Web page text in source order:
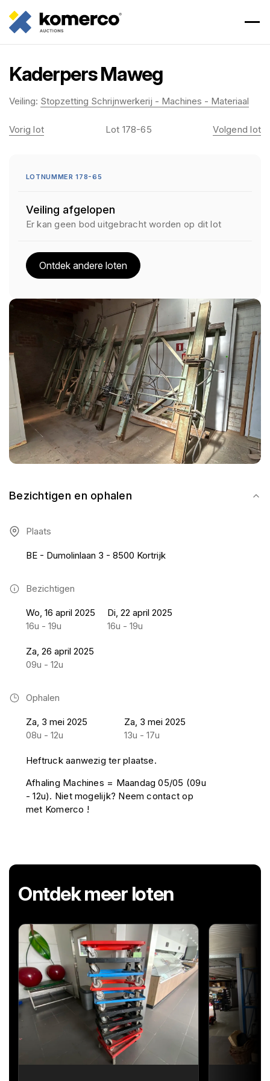
Kaderpers Maweg
Veiling: Stopzetting Schrijnwerkerij - Machines - Materiaal
Bezichtigen en ophalen
Plaats
BE - Dumolinlaan 3 - 8500 Kortrijk
Bezichtigen
Wo, 16 april 2025
16u - 19u
Di, 22 april 2025
16u - 19u
Za, 26 april 2025
09u - 12u
Ophalen
Za, 3 mei 2025
08u - 12u
Za, 3 mei 2025
13u - 17u
Heftruck aanwezig ter plaatse.
Afhaling Machines = Maandag 05/05 (09u
- 12u). Niet mogelijk? Neem contact op
met Komerco !
Vorig lot Lot 178-65 Volgend lot
LOTNUMMER 178-65
Veiling afgelopen
Er kan geen bod uitgebracht worden op dit lot
Ontdek andere loten
Ontdek meer loten